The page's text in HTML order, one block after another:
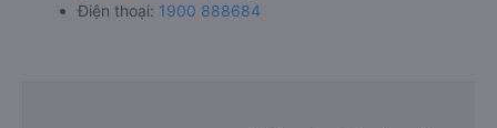
Điện thoại: 1900 888684